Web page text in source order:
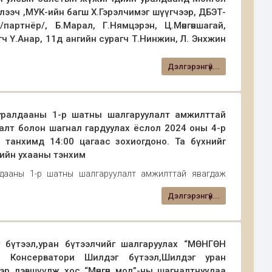
,МУК-ийн багш Х.Гэрэлчимэг шүүгчээр, ДБЭТ-
, Б.Марал, Г.Нямцэрэн, Ц.Мөнгөншагай,
Ү.Анар, 11д ангийн сурагч Т.Нинжин, Л. Энхжин
Үенгийн Анар Сонгодог бүжгийн жуньор
төрөлд /насны ангилал байхгүй/ Алтан
нэрэмжит “Диплом”, МУСТА С.Есөнзаяа
н төгсөгч ДБЭТ-н бүжигчин Ц.Мөнгөншагай
шалгуурын нэг болох Балетын урлагаар сурагчид
ОХУ-н Пермь хотноо /2024.04.16-28/зохион
Дэлгэрэнгүй...
1-р шатны шалгаруулалт амжилттай
болон шагнал гардуулах ёслол 2024 оны 4-р
14:00 цагаас зохиогдоно. Та бүхнийг
ухааны тэнхим
1-р шатны шалгаруулалт амжилттай явагдаж
гардуулах ёслол 2024 оны 4-р сарын 29-ны даваа
Та бүхнийг хүрэлцэн ирэхийг урьж байна.
Дэлгэрэнгүй...
бүтээлчийг шалгаруулах “МӨНГӨН
Шилдэг бүтээл,Шилдэг уран